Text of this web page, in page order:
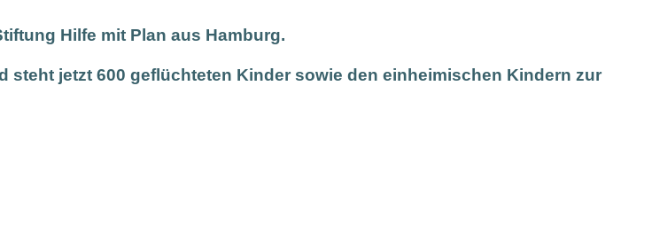
Hilfe mit Plan aus Hamburg.
jetzt 600 geflüchteten Kinder sowie den einheimischen Kindern zur